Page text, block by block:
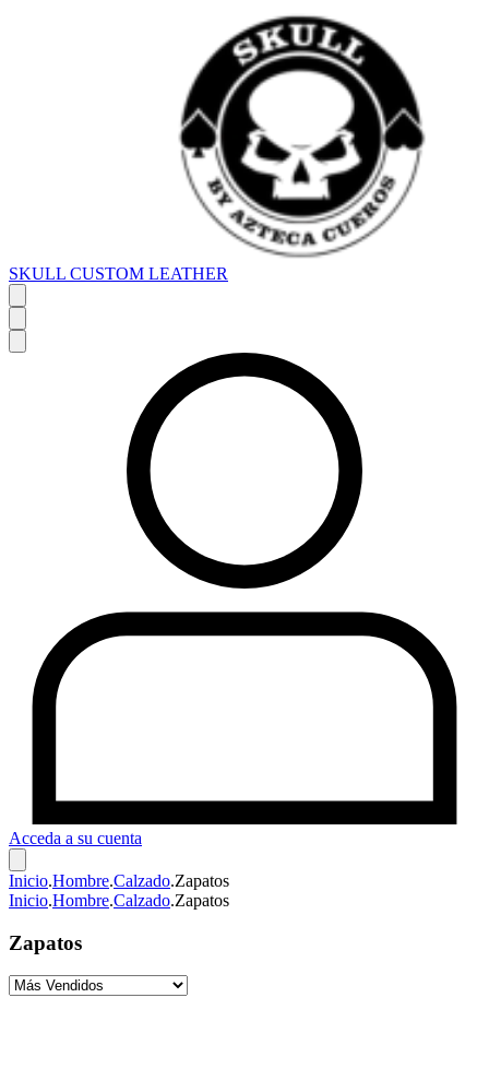
SKULL CUSTOM LEATHER
Acceda a su cuenta
Inicio.Hombre.Calzado.Zapatos
Inicio.Hombre.Calzado.Zapatos
Zapatos